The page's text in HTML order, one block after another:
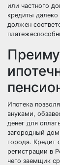
или частного
кредиты
должен
Ипотека
внуками,
денег для
загородный
города. Кредит
регистрации в
чего заемщик